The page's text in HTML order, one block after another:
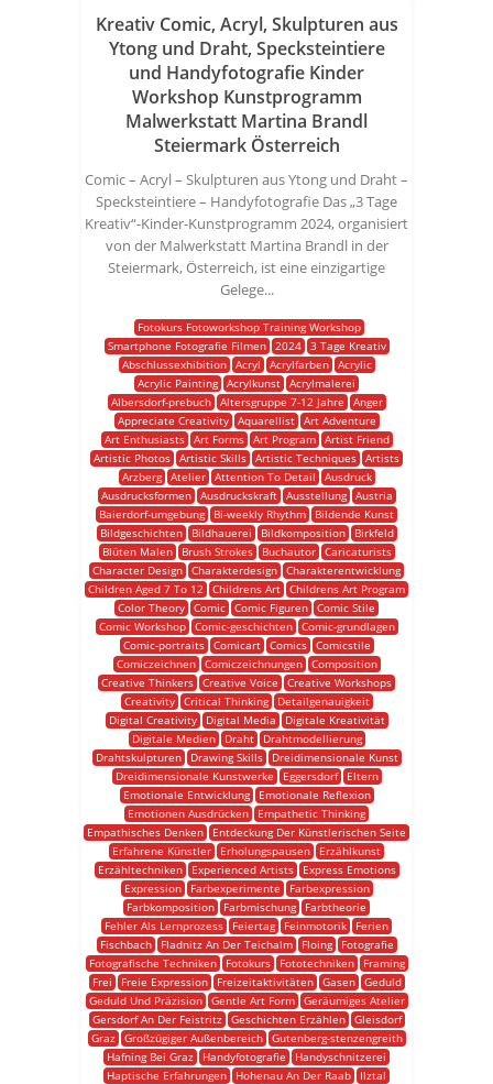
Kreativ Comic, Acryl, Skulpturen aus
Ytong und Draht, Specksteintiere
und Handyfotografie Kinder
Workshop Kunstprogramm
Malwerkstatt Martina Brandl
Steiermark Österreich
Comic – Acryl – Skulpturen aus Ytong und Draht –
Specksteintiere – Handyfotografie Das „3 Tage
Kreativ“-Kinder-Kunstprogramm 2024, organisiert
von der Malwerkstatt Martina Brandl in der
Steiermark, Österreich, ist eine einzigartige
Gelege...
Fotokurs Fotoworkshop Training Workshop
Smartphone Fotografie Filmen
2024
3 Tage Kreativ
Abschlussexhibition
Acryl Acrylfarben
Acrylic
Acrylic Painting Acrylkunst Acrylmalerei
Albersdorf-prebuch
Altersgruppe 7-12 Jahre
Anger
Appreciate Creativity
Aquarellist
Art Adventure
Art Enthusiasts
Art Forms Art Program
Artist Friend
Artistic Photos Artistic Skills Artistic Techniques Artists
Arzberg
Atelier Attention To Detail
Ausdruck
Ausdrucksformen
Ausdruckskraft Ausstellung
Austria
Baierdorf-umgebung
Bi-weekly Rhythm
Bildende Kunst
Bildgeschichten
Bildhauerei Bildkomposition
Birkfeld
Blüten Malen
Brush Strokes Buchautor
Caricaturists
Character Design Charakterdesign Charakterentwicklung
Children Aged 7 To 12 Childrens Art Childrens Art Program
Color Theory Comic Comic Figuren Comic Stile
Comic Workshop
Comic-geschichten
Comic-grundlagen
Comic-portraits
Comicart Comics
Comicstile
Comiczeichnen
Comiczeichnungen
Composition
Creative Thinkers Creative Voice
Creative Workshops
Creativity
Critical Thinking
Detailgenauigkeit
Digital Creativity
Digital Media
Digitale Kreativität
Digitale Medien
Draht
Drahtmodellierung
Drahtskulpturen
Drawing Skills
Dreidimensionale Kunst
Dreidimensionale Kunstwerke
Eggersdorf
Eltern
Emotionale Entwicklung
Emotionale Reflexion
Emotionen Ausdrücken
Empathetic Thinking
Empathisches Denken
Entdeckung Der Künstlerischen Seite
Erfahrene Künstler
Erholungspausen
Erzählkunst
Erzähltechniken
Experienced Artists
Express Emotions
Expression
Farbexperimente
Farbexpression
Farbkomposition
Farbmischung
Farbtheorie
Fehler Als Lernprozess
Feiertag Feinmotorik
Ferien
Fischbach
Fladnitz An Der Teichalm Floing
Fotografie
Fotografische Techniken
Fotokurs Fototechniken
Framing
Frei
Freie Expression Freizeitaktivitäten Gasen
Geduld
Geduld Und Präzision
Gentle Art Form
Geräumiges Atelier
Gersdorf An Der Feistritz
Geschichten Erzählen
Gleisdorf
Graz
Großzügiger Außenbereich
Gutenberg-stenzengreith
Hafning Bei Graz
Handyfotografie
Handyschnitzerei
Haptische Erfahrungen
Hohenau An Der Raab
Ilztal